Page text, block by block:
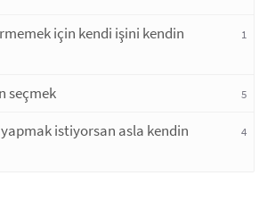
için kendi işini kendin
1
seçmek 5
istiyorsan asla kendin
4